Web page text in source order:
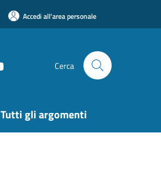
Accedi all'area personale
Cerca
Tutti gli argomenti